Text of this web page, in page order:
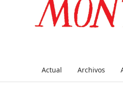
Actual Archivos